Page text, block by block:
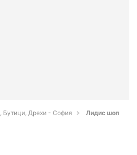
Бутици, Дрехи - София Лидис шоп